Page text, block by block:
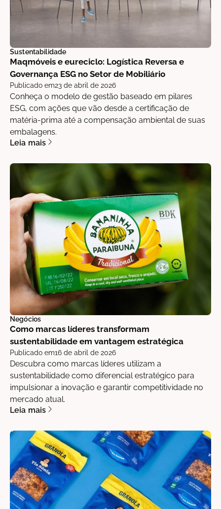
Sustentabilidade
Maqmóveis e eureciclo: Logística Reversa e
Governança ESG no Setor de Mobiliário
Publicado em23 de abril de 2026
Conheça o modelo de gestão baseado em pilares
ESG, com ações que vão desde a certificação de
matéria-prima até a compensação ambiental de suas
embalagens.
Leia mais
Negócios
Como marcas líderes transformam
sustentabilidade em vantagem estratégica
Publicado em16 de abril de 2026
Descubra como marcas líderes utilizam a
sustentabilidade como diferencial estratégico para
impulsionar a inovação e garantir competitividade no
mercado atual.
Leia mais